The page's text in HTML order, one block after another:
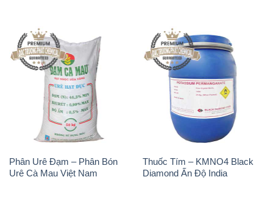
Phân Urê Đạm – Phân Bón
Urê Cà Mau Việt Nam
Thuốc Tím – KMNO4 Black
Diamond Ấn Độ India